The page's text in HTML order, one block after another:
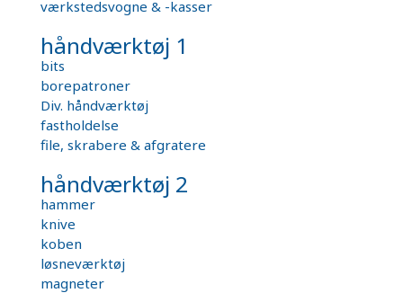
værkstedsvogne & -kasser
håndværktøj 1
bits
borepatroner
Div. håndværktøj
fastholdelse
file, skrabere & afgratere
håndværktøj 2
hammer
knive
koben
løsneværktøj
magneter